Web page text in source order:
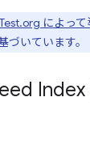
によっ
づいています。
Index